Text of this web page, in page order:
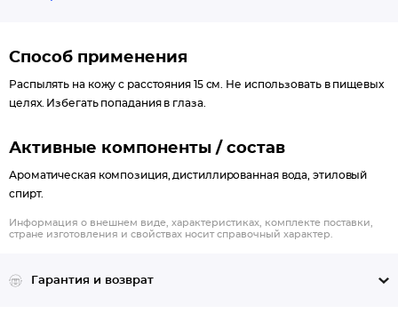
Способ применения
Распылять на кожу с расстояния 15 см. Не использовать в пищевых
целях. Избегать попадания в глаза.
Активные компоненты / состав
Ароматическая композиция, дистиллированная вода, этиловый
спирт.
Информация о внешнем виде, характеристиках, комплекте поставки,
стране изготовления и свойствах носит справочный характер.
Гарантия и возврат